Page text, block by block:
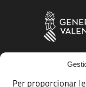
Per proporcionar